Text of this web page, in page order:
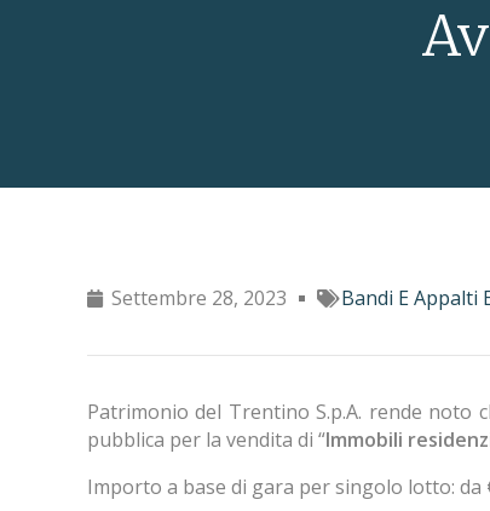
Settembre 28, 2023 Bandi E Appalti
Patrimonio del Trentino S.p.A. rende noto
pubblica per la vendita di “Immobili
Importo a base di gara per singolo lotto: da